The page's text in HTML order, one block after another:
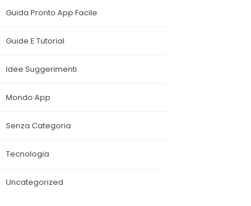
Guida Pronto App Facile
Guide E Tutorial
Idee Suggerimenti
Mondo App
Senza Categoria
Tecnologia
Uncategorized